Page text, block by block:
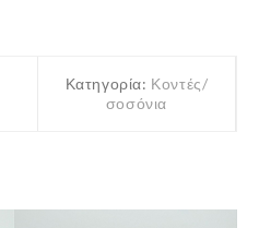
Κατηγορία: Κοντές/
σοσόνια